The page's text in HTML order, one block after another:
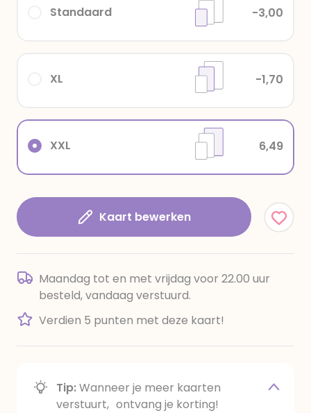
XXL 6,49
XL -1,70
Standaard -3,00
Kaart bewerken
Maandag tot en met vrijdag voor 22.00 uur
besteld, vandaag verstuurd.
Verdien 5 punten met deze kaart!
Tip:Wanneer je meer kaarten
verstuurt, ontvang je korting!